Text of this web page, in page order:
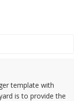
template with
is to provide the